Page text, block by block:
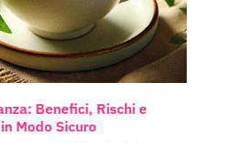
Benefici, Rischi e
Modo Sicuro